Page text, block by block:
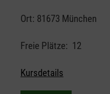
Ort: 81673 München
Freie Plätze: 12
Kursdetails